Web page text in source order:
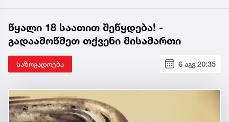
წყალი 18 საათით შეწყდება! -
გადაამოწმეთ თქვენი მისამართი
საზოგადოება 6 აგვ 20:35